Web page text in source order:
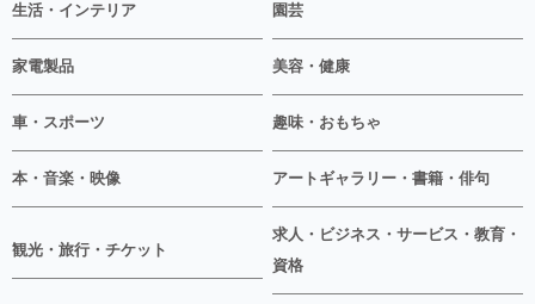
生活・インテリア 園芸
家電製品 美容・健康
車・スポーツ 趣味・おもちゃ
本・音楽・映像 アートギャラリー・書籍・俳句
観光・旅行・チケット
求人・ビジネス・サービス・教育・
資格